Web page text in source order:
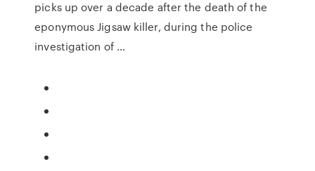
picks up over a decade after the death of the
eponymous Jigsaw killer, during the police
investigation of …